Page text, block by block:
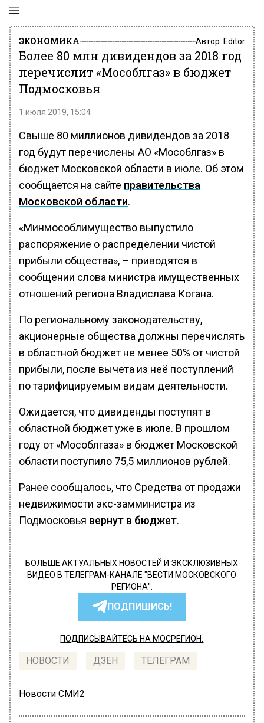
ЭКОНОМИКА Автор: Editor
Более 80 млн дивидендов за 2018 год
перечислит «Мособлгаз» в бюджет
Подмосковья
1 июля 2019, 15:04
Свыше 80 миллионов дивидендов за 2018
год будут перечислены АО «Мособлгаз» в
бюджет Московской области в июле. Об этом
сообщается на сайте правительства
Московской области.
«Минмособлимущество выпустило
распоряжение о распределении чистой
прибыли общества», – приводятся в
сообщении слова министра имущественных
отношений региона Владислава Когана.
По региональному законодательству,
акционерные общества должны перечислять
в областной бюджет не менее 50% от чистой
прибыли, после вычета из неё поступлений
по тарифицируемым видам деятельности.
Ожидается, что дивиденды поступят в
областной бюджет уже в июле. В прошлом
году от «Мособлгаза» в бюджет Московской
области поступило 75,5 миллионов рублей.
Ранее сообщалось, что Средства от продажи
недвижимости экс-замминистра из
Подмосковья вернут в бюджет.
БОЛЬШЕ АКТУАЛЬНЫХ НОВОСТЕЙ И ЭКСКЛЮЗИВНЫХ
ВИДЕО В ТЕЛЕГРАМ-КАНАЛЕ "ВЕСТИ МОСКОВСКОГО
РЕГИОНА".
ПОДПИШИСЬ!
ПОДПИСЫВАЙТЕСЬ НА МОСРЕГИОН:
НОВОСТИ ДЗЕН ТЕЛЕГРАМ
Новости СМИ2